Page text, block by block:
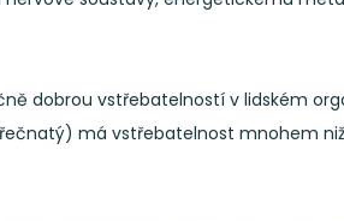
dobrou vstřebatelností v lidském
má vstřebatelnost mnohem